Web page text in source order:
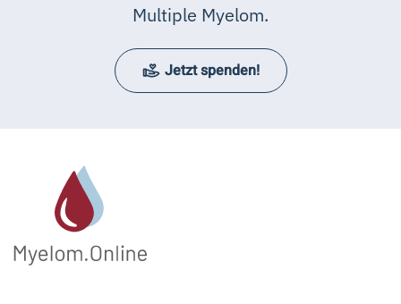
Multiple Myelom.
Jetzt spenden!